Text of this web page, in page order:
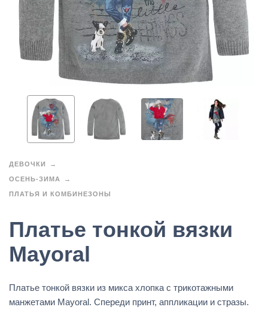
ДЕВОЧКИ
ОСЕНЬ-ЗИМА
ПЛАТЬЯ И КОМБИНЕЗОНЫ
Платье тонкой вязки
Mayoral
Платье тонкой вязки из микса хлопка с трикотажными
манжетами Mayoral. Спереди принт, аппликации и стразы.